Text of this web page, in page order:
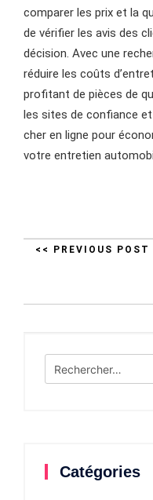
comparer les prix et la
de vérifier les avis des
décision. Avec une
réduire les coûts
profitant de pièces de
les sites de confiance
cher en ligne pour
votre entretien
<< PREVIOUS POST
Rechercher :
Catégories